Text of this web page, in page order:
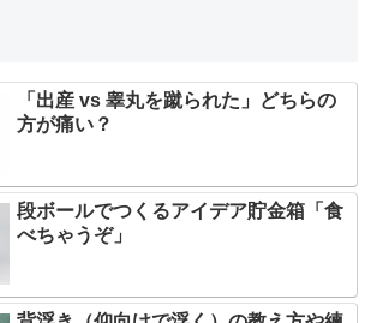
「出産 vs 睾丸を蹴られた」どちらの
方が痛い？
段ボールでつくるアイデア貯金箱「食
べちゃうぞ」